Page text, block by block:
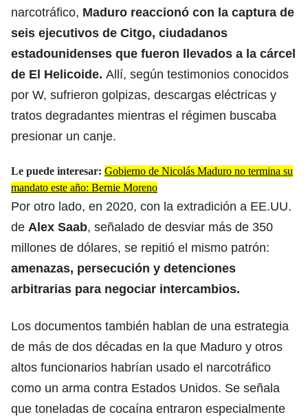
narcotráfico, Maduro reaccionó con la captura de
seis ejecutivos de Citgo, ciudadanos
estadounidenses que fueron llevados a la cárcel
de El Helicoide. Allí, según testimonios conocidos
por W, sufrieron golpizas, descargas eléctricas y
tratos degradantes mientras el régimen buscaba
presionar un canje.
Le puede interesar: Gobierno de Nicolás Maduro no termina su
mandato este año: Bernie Moreno
Por otro lado, en 2020, con la extradición a EE.UU.
de Alex Saab, señalado de desviar más de 350
millones de dólares, se repitió el mismo patrón:
amenazas, persecución y detenciones
arbitrarias para negociar intercambios.
Los documentos también hablan de una estrategia
de más de dos décadas en la que Maduro y otros
altos funcionarios habrían usado el narcotráfico
como un arma contra Estados Unidos. Se señala
que toneladas de cocaína entraron especialmente